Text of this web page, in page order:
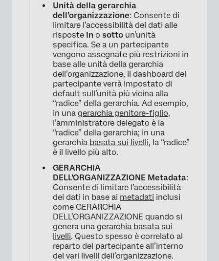
Unità della gerarchia
dell’organizzazione: Consente di
limitare l’accessibilità dei dati alle
risposte in o sotto un’unità
specifica. Se a un partecipante
vengono assegnate più restrizioni in
base alle unità della gerarchia
dell’organizzazione, il dashboard del
partecipante verrà impostato di
default sull’unità più vicina alla
“radice” della gerarchia. Ad esempio,
in una gerarchia genitore-figlio,
l’amministratore delegato è la
“radice” della gerarchia; in una
gerarchia basata sui livelli, la “radice”
è il livello più alto.
GERARCHIA
DELL’ORGANIZZAZIONE Metadata:
Consente di limitare l’accessibilità
dei dati in base ai metadati inclusi
come GERARCHIA
DELL’ORGANIZZAZIONE quando si
genera una gerarchia basata sui
livelli. Questo spesso è correlato al
reparto del partecipante all’interno
dei vari livelli dell’organizzazione.